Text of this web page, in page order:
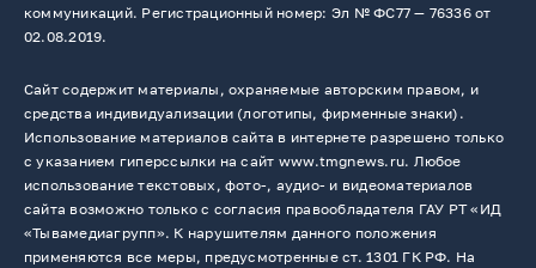
коммуникаций. Регистрационный номер: Эл № ФС77 — 76336 от
02.08.2019.
Сайт содержит материалы, охраняемые авторским правом, и
средства индивидуализации (логотипы, фирменные знаки).
Использование материалов сайта в интернете разрешено только
с указанием гиперссылки на сайт www.tmgnews.ru. Любое
использование текстовых, фото-, аудио- и видеоматериалов
сайта возможно только с согласия правообладателя ГАУ РТ «ИД
«Тывамедиагрупп». К нарушителям данного положения
применяются все меры, предусмотренные ст. 1301 ГК РФ. На